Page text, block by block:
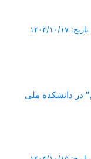
تاریخ: ۱۴۰۴/۱۰/۱۷
در دانشکده ملی